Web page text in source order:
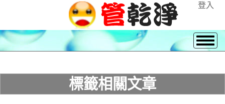
登入
標籤相關文章